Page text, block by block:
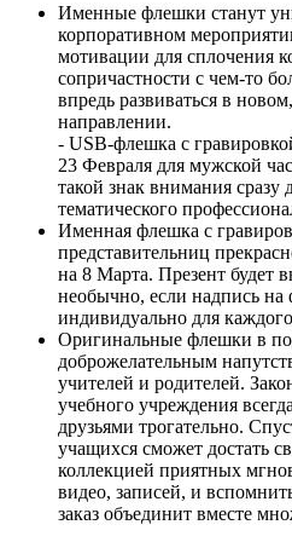
Именные флешки станут
корпоративном
мотивации для сплочения
сопричастности с чем-то
впредь развиваться в
направлении.
- USB-флешка с
23 Февраля для мужской
такой знак внимания сразу
тематического
Именная флешка с
представительниц
на 8 Марта. Презент будет
необычно, если надпись на
индивидуально для
Оригинальные флешки в
доброжелательным
учителей и родителей.
учебного учреждения
друзьями трогательно.
учащихся сможет достать
коллекцией приятных
видео, записей, и
заказ объединит вместе